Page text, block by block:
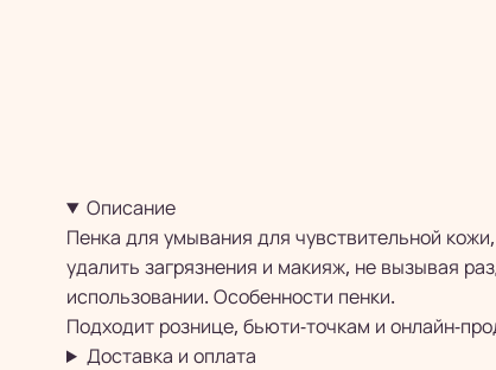
Описание
Пенка для умывания для чувствительной
удалить загрязнения и макияж, не вызывая
использовании. Особенности пенки.
Подходит рознице, бьюти-точкам и онлайн-
Доставка и оплата